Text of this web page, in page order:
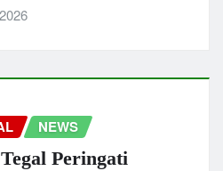
NEWS
Peringati